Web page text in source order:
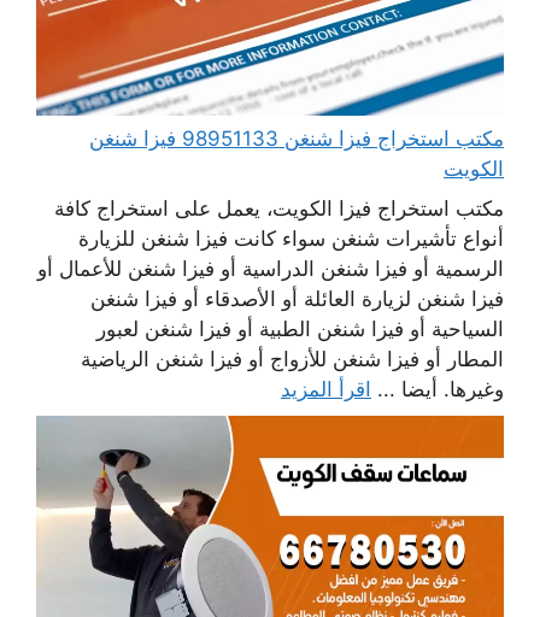
مكتب استخراج فيزا شنغن 98951133 فيزا شنغن
الكويت
مكتب استخراج فيزا الكويت، يعمل على استخراج كافة
أنواع تأشيرات شنغن سواء كانت فيزا شنغن للزيارة
الرسمية أو فيزا شنغن الدراسية أو فيزا شنغن للأعمال أو
فيزا شنغن لزيارة العائلة أو الأصدقاء أو فيزا شنغن
السياحية أو فيزا شنغن الطبية أو فيزا شنغن لعبور
المطار أو فيزا شنغن للأزواج أو فيزا شنغن الرياضية
وغيرها. أيضا ... اقرأ المزيد